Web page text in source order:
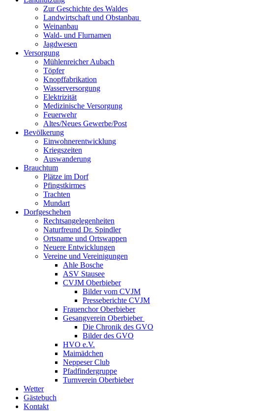
Zur Geschichte des Waldes
Landwirtschaft und Obstanbau
Weinanbau
Wald- und Flurnamen
Jagdwesen
Versorgung
Mühlenreicher Aubach
Töpfer
Knopffabrikation
Wasserversorgung
Elektrizität
Medizinische Versorgung
Feuerwehr
Altes/Neues Gewerbe/Post
Bevölkerung
Einwohnerentwicklung
Kriegszeiten
Auswanderung
Brauchtum
Plätze im Dorf
Pfingstkirmes
Trachten
Mundart
Dorfgeschehen
Rechtsangelegenheiten
Naturfreund Dr. Spindler
Ortsname und Ortswappen
Neuere Entwicklungen
Vereine und Vereinigungen
Ahle Bosche
ASV Stausee
CVJM Oberbieber
Bilder vom CVJM
Presseberichte CVJM
Frauenchor Oberbieber
Gesangverein Oberbieber
Die Chronik des GVO
Bilder des GVO
HVO e.V.
Maimädchen
Neppeser Club
Pfadfindergruppe
Turnverein Oberbieber
Wetter
Gästebuch
Kontakt